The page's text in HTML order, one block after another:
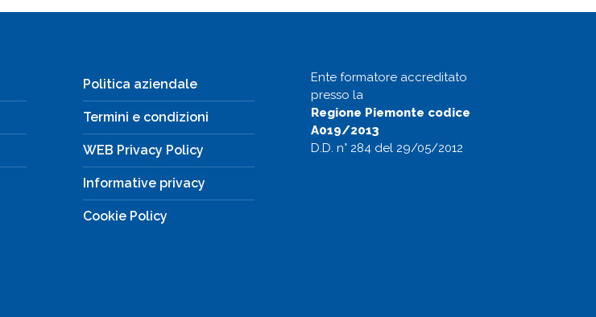
Politica aziendale
Termini e condizioni
WEB Privacy Policy
Informative privacy
Cookie Policy
Ente formatore accreditato
presso la
Regione Piemonte codice
A019/2013
D.D. n° 284 del 29/05/2012